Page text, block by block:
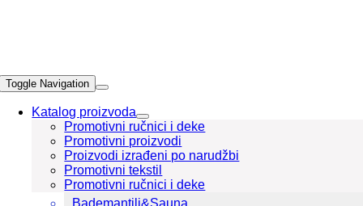
Toggle Navigation
Katalog proizvoda
Promotivni ručnici i deke
Promotivni proizvodi
Proizvodi izrađeni po narudžbi
Promotivni tekstil
Promotivni ručnici i deke
Bademantili&Sauna